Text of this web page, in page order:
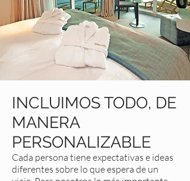
INCLUIMOS TODO, DE
MANERA
PERSONALIZABLE
Cada persona tiene expectativas e ideas
diferentes sobre lo que espera de un